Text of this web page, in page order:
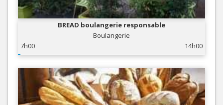
BREAD boulangerie responsable
Boulangerie
7h00
14h00